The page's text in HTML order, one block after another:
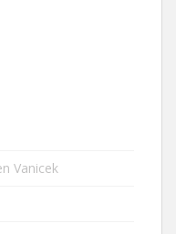
Vanicek